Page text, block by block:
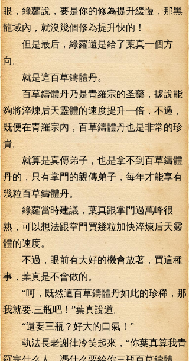
眼，綠蘿說，要是你的修為提升緩慢，那黑
龍域內，就沒幾個修為提升快的！
但是最后，綠蘿還是給了葉真一個方
向。
就是這百草鑄體丹。
百草鑄體丹乃是青羅宗的圣藥，據說能
夠將淬煉后天靈體的速度提升一倍，不過，
既便在青羅宗內，百草鑄體丹也是非常的珍
貴。
就算是真傳弟子，也是拿不到百草鑄體
丹的，只有掌門的親傳弟子，每年才能享有
幾粒百草鑄體丹。
綠蘿當時建議，葉真跟掌門過萬峰很
熟，可以想法跟掌門買幾粒加快淬煉后天靈
體的速度。
不過，眼前有大好的機會放著，買這種
事，葉真是不會做的。
“呵，既然這百草鑄體丹如此的珍稀，那
我就要.三瓶吧！”葉真說道。
“還要三瓶？好大的口氣！”
執法長老謝律冷笑起來，“你葉真算我青